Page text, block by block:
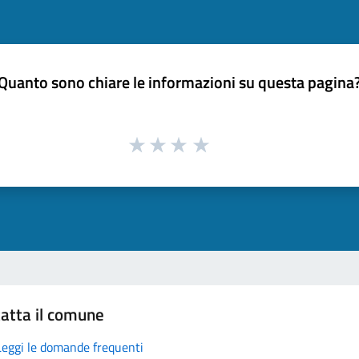
sono chiare le informazioni su questa
il comune
le domande frequenti